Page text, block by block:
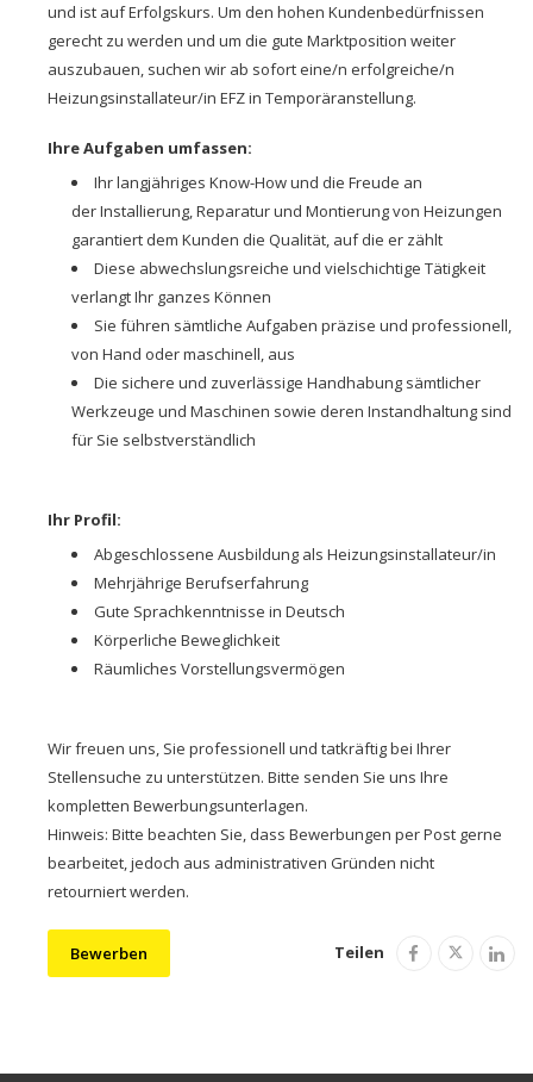
und ist auf Erfolgskurs. Um den hohen Kundenbedürfnissen
gerecht zu werden und um die gute Marktposition weiter
auszubauen, suchen wir ab sofort eine/n erfolgreiche/n
Heizungsinstallateur/in EFZ in Temporäranstellung.
Ihre Aufgaben umfassen:
Ihr langjähriges Know-How und die Freude an
der Installierung, Reparatur und Montierung von Heizungen
garantiert dem Kunden die Qualität, auf die er zählt
Diese abwechslungsreiche und vielschichtige Tätigkeit
verlangt Ihr ganzes Können
Sie führen sämtliche Aufgaben präzise und professionell,
von Hand oder maschinell, aus
Die sichere und zuverlässige Handhabung sämtlicher
Werkzeuge und Maschinen sowie deren Instandhaltung sind
für Sie selbstverständlich
Ihr Profil:
Abgeschlossene Ausbildung als Heizungsinstallateur/in
Mehrjährige Berufserfahrung
Gute Sprachkenntnisse in Deutsch
Körperliche Beweglichkeit
Räumliches Vorstellungsvermögen
Wir freuen uns, Sie professionell und tatkräftig bei Ihrer
Stellensuche zu unterstützen. Bitte senden Sie uns Ihre
kompletten Bewerbungsunterlagen.
Hinweis: Bitte beachten Sie, dass Bewerbungen per Post gerne
bearbeitet, jedoch aus administrativen Gründen nicht
retourniert werden.
Bewerben Teilen